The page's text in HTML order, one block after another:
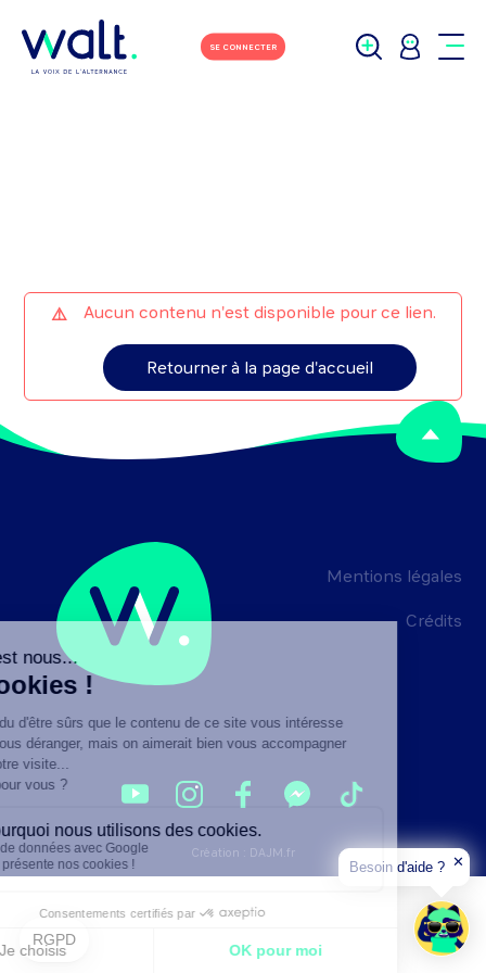
SE CONNECTER
M'écrire
Aucun contenu n'est disponible pour ce lien.
Retourner à la page d'accueil
Création : DAJM.fr
Mentions légales
Crédits
Besoin d'aide ? ✕